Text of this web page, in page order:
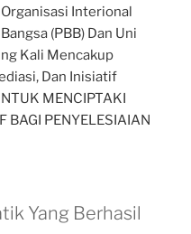
Interional
(PBB) Dan Uni
Kali Mencakup
Dan Inisiatif
MENCIPTAKI
BAGI PENYELESIAIAN
Yang Berhasil